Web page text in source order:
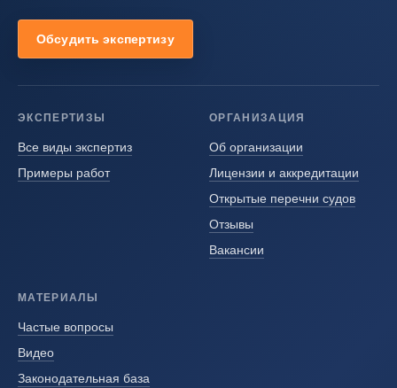
Обсудить экспертизу
ЭКСПЕРТИЗЫ
Все виды экспертиз
Примеры работ
ОРГАНИЗАЦИЯ
Об организации
Лицензии и аккредитации
Открытые перечни судов
Отзывы
Вакансии
МАТЕРИАЛЫ
Частые вопросы
Видео
Законодательная база